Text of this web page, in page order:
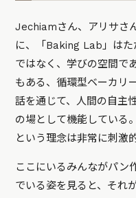
Jechiamさん、アリサさ
に、「Baking Lab」は
ではなく、学びの空間で
もある、循環型ベーカリ
話を通じて、人間の自主
の場として機能している
という理念は非常に刺激
ここにいるみんながパン
でいる姿を見ると、それ